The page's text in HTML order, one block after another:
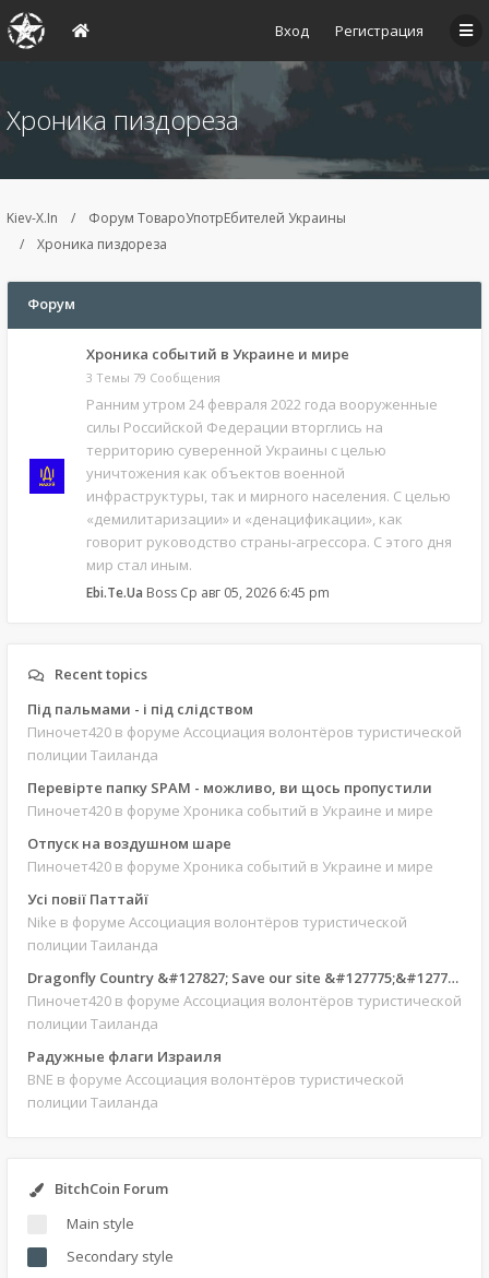
Вход Регистрация
Хроника пиздореза
Kiev-X.In
Форум ТовароУпотрЕбителей Украины
Хроника пиздореза
Форум
Хроника событий в Украине и мире
3 Темы 79 Сообщения
Ранним утром 24 февраля 2022 года вооруженные
силы Российской Федерации вторглись на
территорию суверенной Украины с целью
уничтожения как объектов военной
инфраструктуры, так и мирного населения. С целью
«демилитаризации» и «денацификации», как
говорит руководство страны-агрессора. С этого дня
мир стал иным.
Ebi.Te.Ua Boss Ср авг 05, 2026 6:45 pm
Recent topics
Під пальмами - і під слідством
Пиночет420 в форуме Ассоциация волонтёров туристической
полиции Таиланда
Перевірте папку SPAM - можливо, ви щось пропустили
Пиночет420 в форуме Хроника событий в Украине и мире
Отпуск на воздушном шаре
Пиночет420 в форуме Хроника событий в Украине и мире
Усі повії Паттайї
Nike в форуме Ассоциация волонтёров туристической
полиции Таиланда
Dragonfly Country &#127827; Save our site &#127775;&#127769;
Пиночет420 в форуме Ассоциация волонтёров туристической
полиции Таиланда
Радужные флаги Израиля
BNE в форуме Ассоциация волонтёров туристической
полиции Таиланда
BitchCoin Forum
Main style
Secondary style